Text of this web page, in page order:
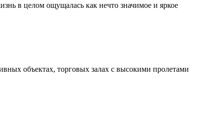
в целом ощущалась как нечто значимое и яркое
объектах, торговых залах с высокими пролетами